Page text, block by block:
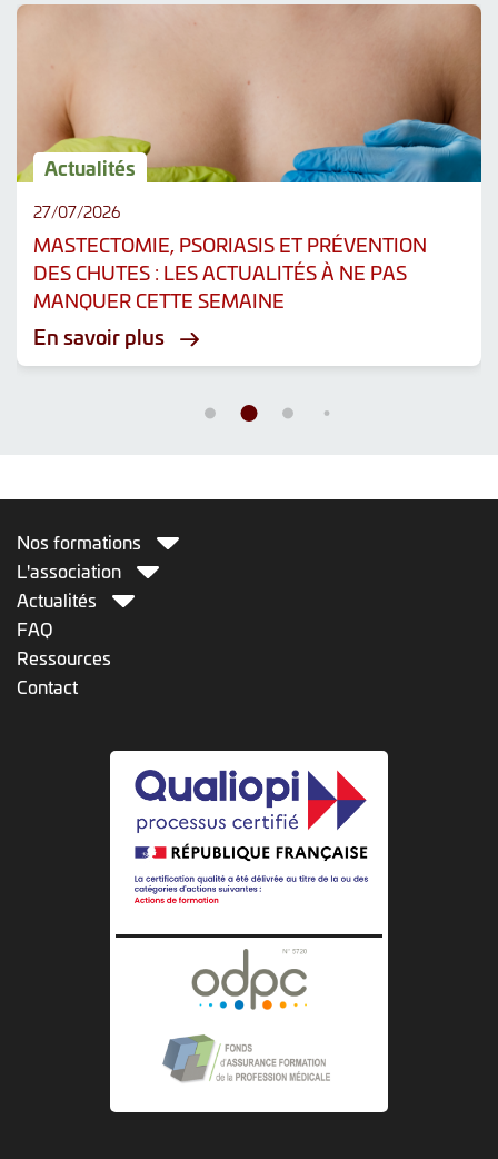
Actualités
27/07/2026
MASTECTOMIE, PSORIASIS ET PRÉVENTION
DES CHUTES : LES ACTUALITÉS À NE PAS
MANQUER CETTE SEMAINE
En savoir plus
Nos formations
L'association
Actualités
FAQ
Ressources
Contact